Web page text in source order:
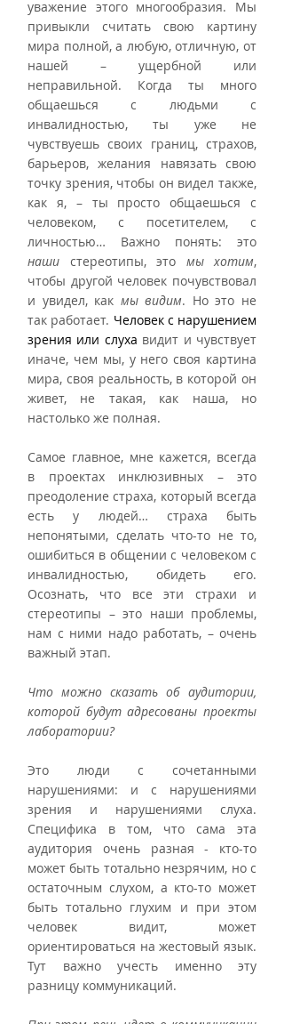
уважение этого многообразия. Мы
привыкли считать свою картину
мира полной, а любую, отличную, от
нашей – ущербной или
неправильной. Когда ты много
общаешься с людьми с
инвалидностью, ты уже не
чувствуешь своих границ, страхов,
барьеров, желания навязать свою
точку зрения, чтобы он видел также,
как я, – ты просто общаешься с
человеком, с посетителем, с
наши стереотипы, это мы хотим,
чтобы другой человек почувствовал
и увидел, как мы видим. Но это не
так работает. Человек с нарушением
зрения или слуха видит и чувствует
иначе, чем мы, у него своя картина
мира, своя реальность, в которой он
живет, не такая, как наша, но
настолько же полная.
Самое главное, мне кажется, всегда
в проектах инклюзивных – это
преодоление страха, который всегда
есть у людей… страха быть
непонятыми, сделать что-то не то,
ошибиться в общении с человеком с
инвалидностью, обидеть его.
Осознать, что все эти страхи и
стереотипы – это наши проблемы,
нам с ними надо работать, – очень
важный этап.
Что можно сказать об аудитории,
которой будут адресованы проекты
лаборатории?
Это люди с сочетанными
нарушениями: и с нарушениями
зрения и нарушениями слуха.
Специфика в том, что сама эта
аудитория очень разная - кто-то
может быть тотально незрячим, но с
остаточным слухом, а кто-то может
быть тотально глухим и при этом
человек видит, может
ориентироваться на жестовый язык.
Тут важно учесть именно эту
разницу коммуникаций.